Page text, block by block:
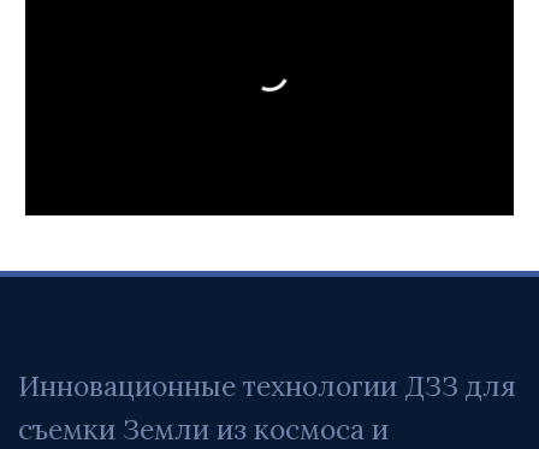
Инновационные технологии ДЗЗ для
съемки Земли из космоса и